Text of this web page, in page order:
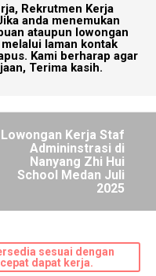
Rekrutmen Kerja
anda menemukan
ataupun lowongan
laman kontak
Kami berharap agar
Terima kasih.
Lowongan Kerja Staf
Admininstrasi di
Nanyang Zhi Hui
School Medan Juli
2025
sesuai dengan
dapat kerja.